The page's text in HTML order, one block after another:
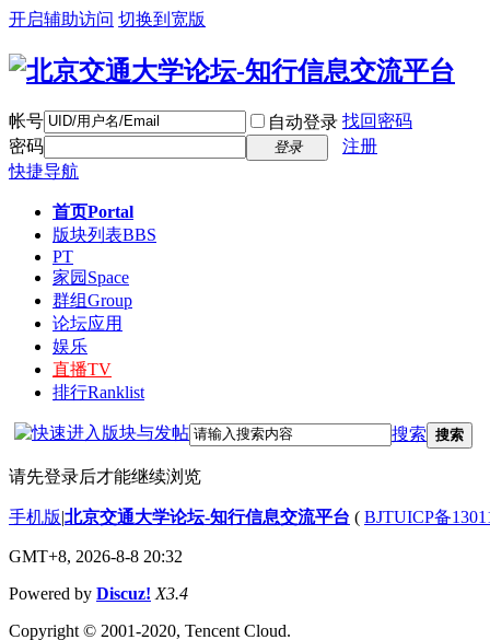
开启辅助访问 切换到宽版
帐号 自动登录 找回密码
密码
登录
注册
快捷导航
首页Portal
版块列表BBS
PT
家园 Space
群组Group
论坛应用
娱乐
直播TV
排行Ranklist
搜索 搜索
请先登录后才能继续浏览
手机版|北京交通大学论坛-知行信息交流平台 ( BJTUICP备
GMT+8, 2026-8-8 20:32
Powered by Discuz! X3.4
Copyright © 2001-2020, Tencent Cloud.